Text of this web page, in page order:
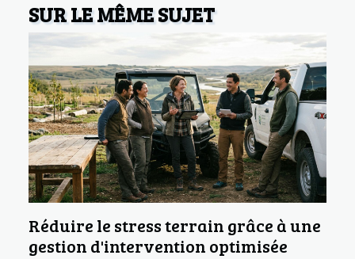
SUR LE MÊME SUJET
Réduire le stress terrain grâce à une
gestion d'intervention optimisée